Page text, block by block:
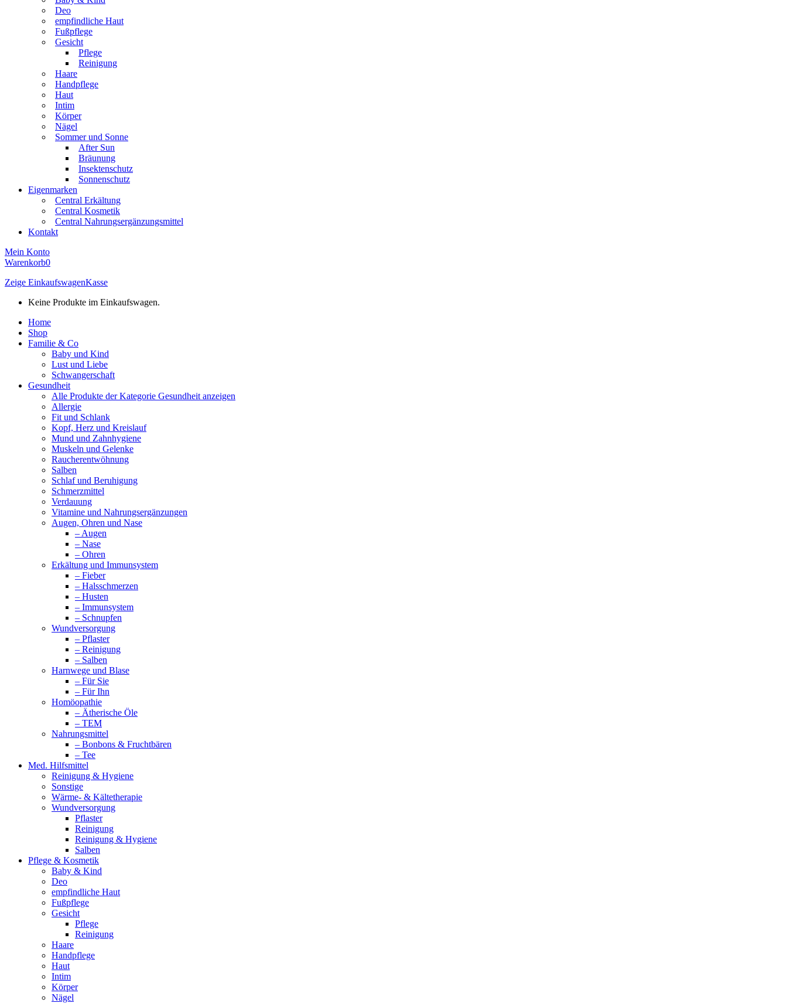
Deo
empfindliche Haut
Fußpflege
Gesicht
Pflege
Reinigung
Haare
Handpflege
Haut
Intim
Körper
Nägel
Sommer und Sonne
After Sun
Bräunung
Insektenschutz
Sonnenschutz
Eigenmarken
Central Erkältung
Central Kosmetik
Central Nahrungsergänzungsmittel
Kontakt
Mein Konto
Warenkorb0
Zeige EinkaufswagenKasse
Keine Produkte im Einkaufswagen.
Home
Shop
Familie & Co
Baby und Kind
Lust und Liebe
Schwangerschaft
Gesundheit
Alle Produkte der Kategorie Gesundheit anzeigen
Allergie
Fit und Schlank
Kopf, Herz und Kreislauf
Mund und Zahnhygiene
Muskeln und Gelenke
Raucherentwöhnung
Salben
Schlaf und Beruhigung
Schmerzmittel
Verdauung
Vitamine und Nahrungsergänzungen
Augen, Ohren und Nase
– Augen
– Nase
– Ohren
Erkältung und Immunsystem
– Fieber
– Halsschmerzen
– Husten
– Immunsystem
– Schnupfen
Wundversorgung
– Pflaster
– Reinigung
– Salben
Harnwege und Blase
– Für Sie
– Für Ihn
Homöopathie
– Ätherische Öle
– TEM
Nahrungsmittel
– Bonbons & Fruchtbären
– Tee
Med. Hilfsmittel
Reinigung & Hygiene
Sonstige
Wärme- & Kältetherapie
Wundversorgung
Pflaster
Reinigung
Reinigung & Hygiene
Salben
Pflege & Kosmetik
Baby & Kind
Deo
empfindliche Haut
Fußpflege
Gesicht
Pflege
Reinigung
Haare
Handpflege
Haut
Intim
Körper
Nägel